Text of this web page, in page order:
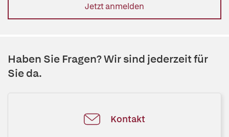
Jetzt anmelden
Haben Sie Fragen? Wir sind jederzeit für
Sie da.
Kontakt